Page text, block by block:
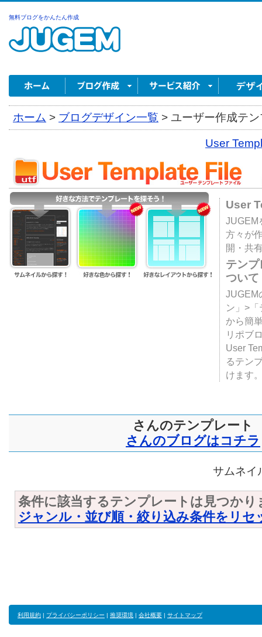
無料ブログをかんたん作成
ホーム > ブログデザイン一覧 > ユーザー作成テ
User
User
JUGEM
方々が
開・共
テン
ついて
JUGEM
ン」>
から簡
リポブ
User
るテン
けます
さんのテンプレート
さんのブログはコチラ
サムネイ
条件に該当するテンプレートは見つかり
ジャンル・並び順・絞り込み条件をリセ
利用規約 | プライバシーポリシー | 推奨環境 | 会社概要 | サイトマップ